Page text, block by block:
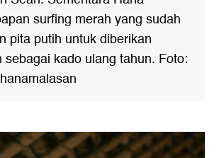
surfing merah yang sudah
pita putih untuk diberikan
sebagai kado ulang tahun. Foto: